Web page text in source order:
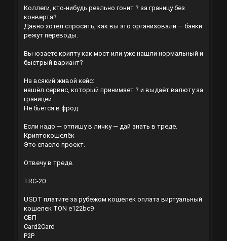
Коллеги, кто-нибудь реально гонит ? за границу без
конверта?
Давно хотел спросить, как вы это организовали — банки
режут переводы.
Вы юзаете крипту как мост или уже нашли нормальный и
быстрый вариант?
На всякий живой кейс:
нашёл сервис, который принимает ? и выдаёт валюту за
границей.
Не бьётся в фрод.
Если надо — отпишу в личку — дай знать в треде.
Криптокошелёк
Это спасло проект.
Отвечу в треде.
TRC-20
USDT платите за рубежом кошелек оплата виртуальный
кошелек TON e122bc9
СБП
Card2Card
P2P